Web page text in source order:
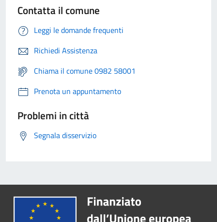
Contatta il comune
Leggi le domande frequenti
Richiedi Assistenza
Chiama il comune 0982 58001
Prenota un appuntamento
Problemi in città
Segnala disservizio